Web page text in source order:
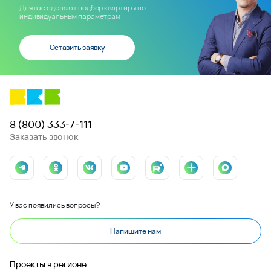
Для вас сделают подбор квартиры по
индивидуальным параметрам
Оставить заявку
8 (800) 333-7-111
Заказать звонок
У вас появились вопросы?
Напишите нам
Проекты в регионе